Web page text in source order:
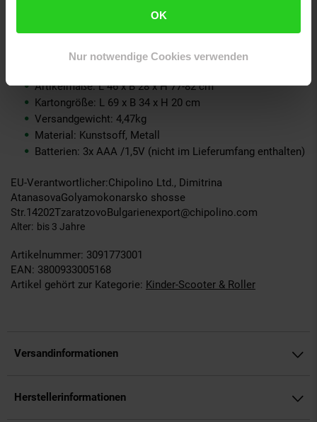
OK
Nur notwendige Cookies verwenden
Artikelmaße: L 46 x B 28 x H 77-82 cm
Kartongröße: L 69 x B 34 x H 20 cm
Versandgewicht: 4,47kg
Material: Kunstsoff, Metall
Batterien: 3x AAA /1,5V (nicht im Lieferumfang enthalten)
EU-Verantwortlicher:Chipolino Ltd., Dimitrina
AtanasovaGolyamokonarsko shosse
Str.14202TzaratzovoBulgarienexport@chipolino.com
Alter bis 3 Jahre
Artikelnummer: 3091773001
EAN: 3800933005168
Artikel gehört zur Kategorie: Kinder-Scooter & Roller
Versandinformationen
Herstellerinformationen